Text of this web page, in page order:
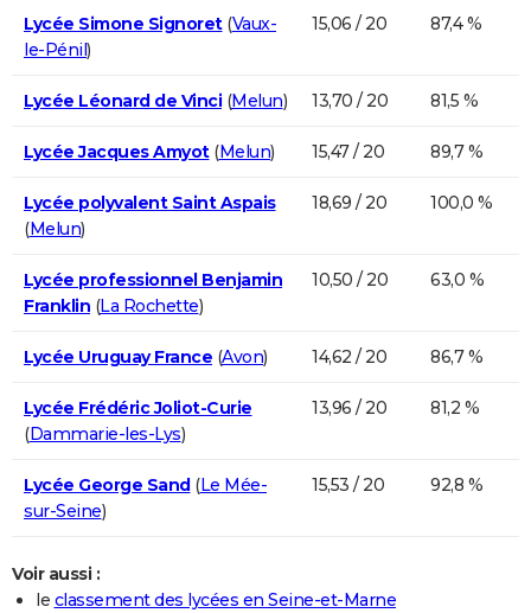
Lycée Simone Signoret(Vaux-
le-Pénil)
15,06 / 20 87,4 %
Lycée Léonard de Vinci(Melun) 13,70 / 20 81,5 %
Lycée Jacques Amyot(Melun) 15,47 / 20 89,7 %
Lycée polyvalent Saint Aspais
(Melun)
18,69 / 20 100,0 %
Lycée professionnel Benjamin
Franklin (La Rochette)
10,50 / 20 63,0 %
Lycée Uruguay France (Avon) 14,62 / 20 86,7 %
Lycée Frédéric Joliot-Curie
(Dammarie-les-Lys)
13,96 / 20 81,2 %
Lycée George Sand(Le Mée-
sur-Seine)
15,53 / 20 92,8 %
Voir aussi :
le classement des lycées en Seine-et-Marne